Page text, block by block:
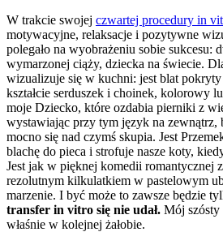
W trakcie swojej czwartej procedury in
motywacyjne, relaksacje i pozytywne
polegało na wyobrażeniu sobie sukcesu:
wymarzonej ciąży, dziecka na świecie.
wizualizuje się w kuchni: jest blat
kształcie serduszek i choinek, kolorowy
moje Dziecko, które ozdabia pierniki z
wystawiając przy tym język na zewnątrz,
mocno się nad czymś skupia. Jest
blachę do pieca i strofuje nasze koty,
Jest jak w pięknej komedii romantycznej
rezolutnym kilkulatkiem w pastelowym
marzenie. I być może to zawsze będzie
transfer in vitro się nie udał. Mój szósty
właśnie w kolejnej żałobie.